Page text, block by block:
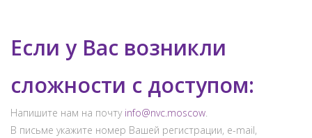
Если у Вас возникли
сложности с доступом:
Напишите нам на почту info@nvc.moscow.
В письме укажите номер Вашей регистрации, e-mail,